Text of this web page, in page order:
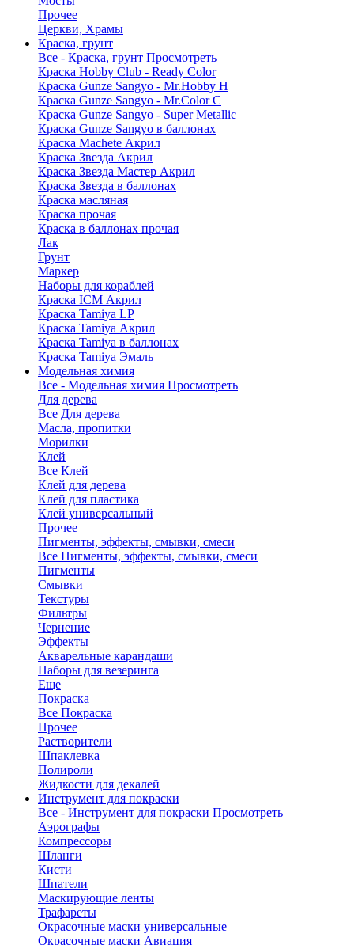
Прочее
Церкви, Храмы
Краска, грунт
Все - Краска, грунт Просмотреть
Краска Hobby Club - Ready Color
Краска Gunze Sangyo - Mr.Hobby H
Краска Gunze Sangyo - Mr.Color C
Краска Gunze Sangyo - Super Metallic
Краска Gunze Sangyo в баллонах
Краска Machete Акрил
Краска Звезда Акрил
Краска Звезда Мастер Акрил
Краска Звезда в баллонах
Краска масляная
Краска прочая
Краска в баллонах прочая
Лак
Грунт
Маркер
Наборы для кораблей
Краска ICM Акрил
Краска Tamiya LP
Краска Tamiya Акрил
Краска Tamiya в баллонах
Краска Tamiya Эмаль
Модельная химия
Все - Модельная химия Просмотреть
Для дерева
Все Для дерева
Масла, пропитки
Морилки
Клей
Все Клей
Клей для дерева
Клей для пластика
Клей универсальный
Прочее
Пигменты, эффекты, смывки, смеси
Все Пигменты, эффекты, смывки, смеси
Пигменты
Смывки
Текстуры
Фильтры
Чернение
Эффекты
Акварельные карандаши
Наборы для везеринга
Еще
Покраска
Все Покраска
Прочее
Растворители
Шпаклевка
Полироли
Жидкости для декалей
Инструмент для покраски
Все - Инструмент для покраски Просмотреть
Аэрографы
Компрессоры
Шланги
Кисти
Шпатели
Маскирующие ленты
Трафареты
Окрасочные маски универсальные
Окрасочные маски Авиация